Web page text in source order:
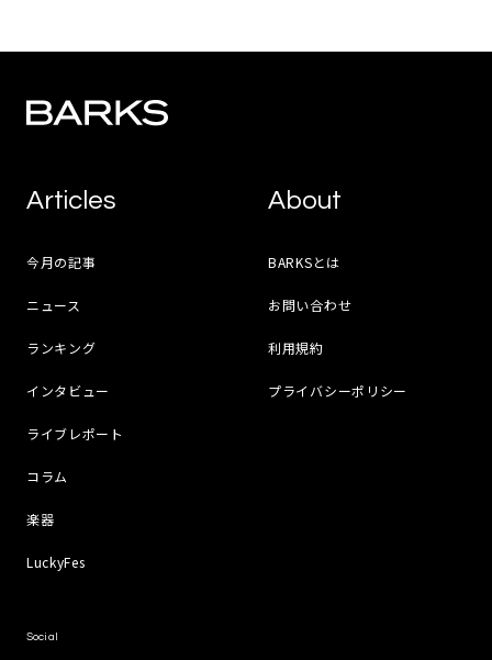
Articles
今月の記事
ニュース
ランキング
インタビュー
ライブレポート
コラム
楽器
LuckyFes
About
BARKSとは
お問い合わせ
利用規約
プライバシーポリシー
Social